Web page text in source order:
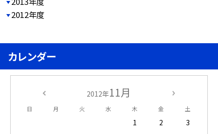
2012年度
カレンダー
2012年11月
日 月 火 水 木 金 土
1 2
3